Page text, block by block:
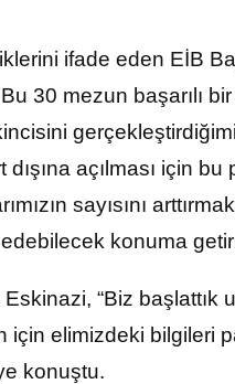
ifade eden EİB
30 mezun başarılı
açılması için
sayısını
konuma
“Biz başlattık
için elimizdeki bilgileri
konuştu.